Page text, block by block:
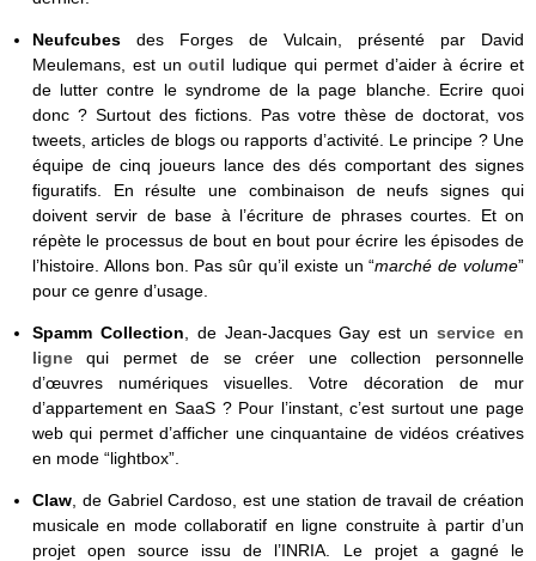
Neufcubes des Forges de Vulcain, présenté par David
Meulemans, est unoutil ludique qui permet d’aider à écrire et
de lutter contre le syndrome de la page blanche. Ecrire quoi
donc ? Surtout des fictions. Pas votre thèse de doctorat, vos
tweets, articles de blogs ou rapports d’activité. Le principe ? Une
équipe de cinq joueurs lance des dés comportant des signes
figuratifs. En résulte une combinaison de neufs signes qui
doivent servir de base à l’écriture de phrases courtes. Et on
répète le processus de bout en bout pour écrire les épisodes de
l’histoire. Allons bon. Pas sûr qu’il existe un “marché de volume”
pour ce genre d’usage.
Spamm Collection , de Jean-Jacques Gay est unservice en
lignequi permet de se créer une collection personnelle
d’œuvres numériques visuelles. Votre décoration de mur
d’appartement en SaaS ? Pour l’instant, c’est surtout une page
web qui permet d’afficher une cinquantaine de vidéos créatives
en mode “lightbox”.
Claw, de Gabriel Cardoso, est une station de travail de création
musicale en mode collaboratif en ligne construite à partir d’un
projet open source issu de l’INRIA. Le projet a gagné le